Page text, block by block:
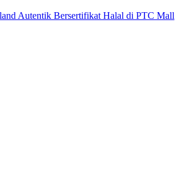
Autentik Bersertifikat Halal di PTC Mall